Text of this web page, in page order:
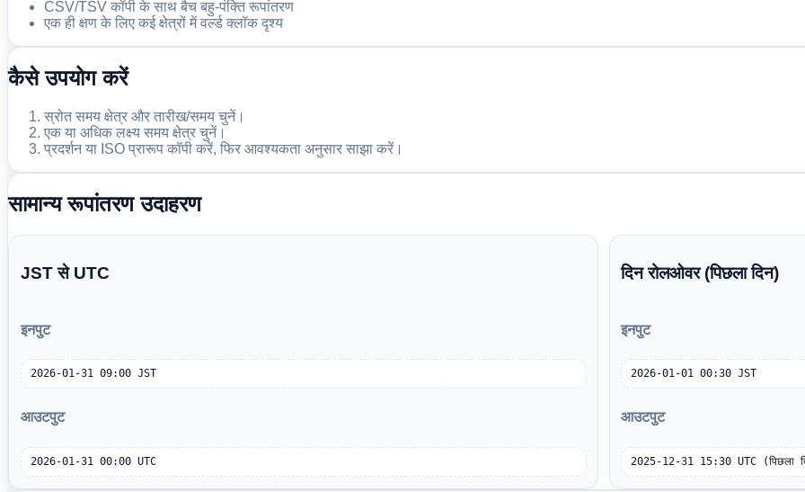
CSV/TSV कॉपी के साथ बैच बहु-पंक्ति रूपांतरण
एक ही क्षण के लिए कई क्षेत्रों में वर्ल्ड क्लॉक दृश्य
कैसे उपयोग करें
स्रोत समय क्षेत्र और तारीख/समय चुनें।
एक या अधिक लक्ष्य समय क्षेत्र चुनें।
प्रदर्शन या ISO प्रारूप कॉपी करें, फिर आवश्यकता अनुसार साझा करें।
सामान्य रूपांतरण उदाहरण
JST से UTC
इनपुट
2026-01-31 09:00 JST
आउटपुट
2026-01-31 00:00 UTC
दिन रोलओवर (पिछला दिन)
इनपुट
2026-01-01 00:30 JST
आउटपुट
2025-12-31 15:30 UTC (पिछला